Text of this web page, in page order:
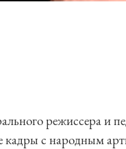
режиссера и
кадры с народным